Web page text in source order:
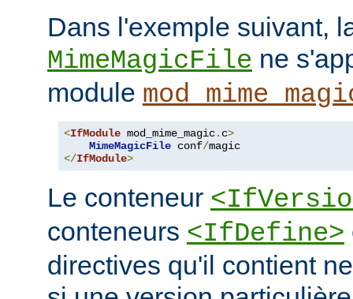
Dans l'exemple suivant,
MimeMagicFile ne
module
<IfModule mod_mime_magic. c>
MimeMagicFile conf/
</IfModule>
Le conteneur
conteneurs <IfDefine>
directives qu'il contient